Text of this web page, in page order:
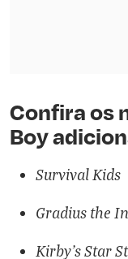
Confira os
Boy
Survival Kids
Gradius the
Kirby's Star